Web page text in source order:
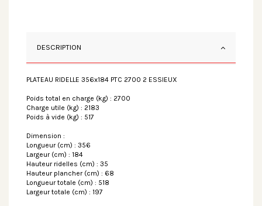
DESCRIPTION
PLATEAU RIDELLE 356x184 PTC 2700 2 ESSIEUX
Poids total en charge (kg) : 2700
Charge utile (kg) : 2183
Poids à vide (kg) : 517
Dimension :
Longueur (cm) : 356
Largeur (cm) : 184
Hauteur ridelles (cm) : 35
Hauteur plancher (cm) : 68
Longueur totale (cm) : 518
Largeur totale (cm) : 197